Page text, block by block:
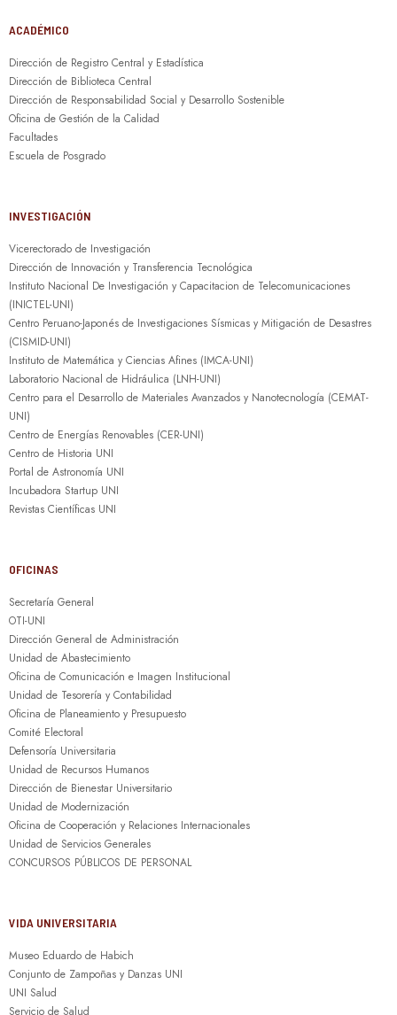
ACADÉMICO
Dirección de Registro Central y Estadística
Dirección de Biblioteca Central
Dirección de Responsabilidad Social y Desarrollo Sostenible
Oficina de Gestión de la Calidad
Facultades
Escuela de Posgrado
INVESTIGACIÓN
Vicerectorado de Investigación
Dirección de Innovación y Transferencia Tecnológica
Instituto Nacional De Investigación y Capacitacion de Telecomunicaciones
(INICTEL-UNI)
Centro Peruano-Japonés de Investigaciones Sísmicas y Mitigación de Desastres
(CISMID-UNI)
Instituto de Matemática y Ciencias Afines (IMCA-UNI)
Laboratorio Nacional de Hidráulica (LNH-UNI)
Centro para el Desarrollo de Materiales Avanzados y Nanotecnología (CEMAT-
UNI)
Centro de Energías Renovables (CER-UNI)
Centro de Historia UNI
Portal de Astronomía UNI
Incubadora Startup UNI
Revistas Científicas UNI
OFICINAS
Secretaría General
OTI-UNI
Dirección General de Administración
Unidad de Abastecimiento
Oficina de Comunicación e Imagen Institucional
Unidad de Tesorería y Contabilidad
Oficina de Planeamiento y Presupuesto
Comité Electoral
Defensoría Universitaria
Unidad de Recursos Humanos
Dirección de Bienestar Universitario
Unidad de Modernización
Oficina de Cooperación y Relaciones Internacionales
Unidad de Servicios Generales
CONCURSOS PÚBLICOS DE PERSONAL
VIDA UNIVERSITARIA
Museo Eduardo de Habich
Conjunto de Zampoñas y Danzas UNI
UNI Salud
Servicio de Salud